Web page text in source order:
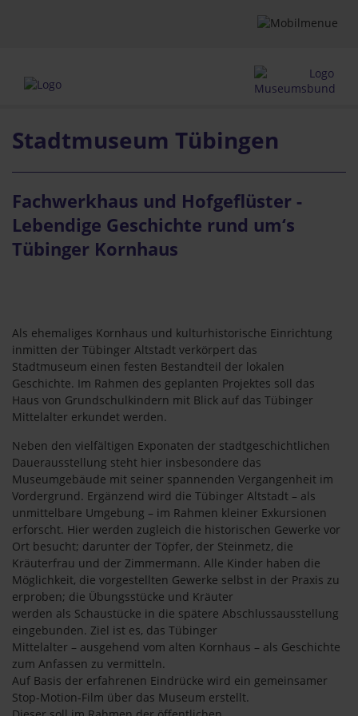
Stadtmuseum Tübingen
Fachwerkhaus und Hofgeflüster -
Lebendige Geschichte rund um‘s
Tübinger Kornhaus
Als ehemaliges Kornhaus und kulturhistorische Einrichtung
inmitten der Tübinger Altstadt verkörpert das
Stadtmuseum einen festen Bestandteil der lokalen
Geschichte. Im Rahmen des geplanten Projektes soll das
Haus von Grundschulkindern mit Blick auf das Tübinger
Mittelalter erkundet werden.
Neben den vielfältigen Exponaten der stadtgeschichtlichen
Dauerausstellung steht hier insbesondere das
Museumgebäude mit seiner spannenden Vergangenheit im
Vordergrund. Ergänzend wird die Tübinger Altstadt – als
unmittelbare Umgebung – im Rahmen kleiner Exkursionen
erforscht. Hier werden zugleich die historischen Gewerke vor
Ort besucht; darunter der Töpfer, der Steinmetz, die
Kräuterfrau und der Zimmermann. Alle Kinder haben die
Möglichkeit, die vorgestellten Gewerke selbst in der Praxis zu
erproben; die Übungsstücke und Kräuter
werden als Schaustücke in die spätere Abschlussausstellung
eingebunden. Ziel ist es, das Tübinger
Mittelalter – ausgehend vom alten Kornhaus – als Geschichte
zum Anfassen zu vermitteln.
Auf Basis der erfahrenen Eindrücke wird ein gemeinsamer
Stop-Motion-Film über das Museum erstellt.